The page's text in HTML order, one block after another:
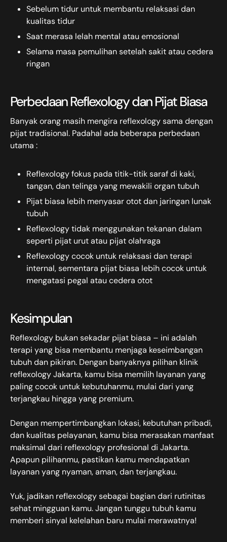
Sebelum tidur untuk membantu relaksasi dan
kualitas tidur
Saat merasa lelah mental atau emosional
Selama masa pemulihan setelah sakit atau cedera
ringan
Perbedaan Reflexology dan Pijat Biasa
Banyak orang masih mengira reflexology sama dengan
pijat tradisional. Padahal ada beberapa perbedaan
utama :
Reflexology fokus pada titik-titik saraf di kaki,
tangan, dan telinga yang mewakili organ tubuh
Pijat biasa lebih menyasar otot dan jaringan lunak
tubuh
Reflexology tidak menggunakan tekanan dalam
seperti pijat urut atau pijat olahraga
Reflexology cocok untuk relaksasi dan terapi
internal, sementara pijat biasa lebih cocok untuk
mengatasi pegal atau cedera otot
Kesimpulan
Reflexology bukan sekadar pijat biasa – ini adalah
terapi yang bisa membantu menjaga keseimbangan
tubuh dan pikiran. Dengan banyaknya pilihan klinik
reflexology Jakarta, kamu bisa memilih layanan yang
paling cocok untuk kebutuhanmu, mulai dari yang
terjangkau hingga yang premium.
Dengan mempertimbangkan lokasi, kebutuhan pribadi,
dan kualitas pelayanan, kamu bisa merasakan manfaat
maksimal dari reflexology profesional di Jakarta.
Apapun pilihanmu, pastikan kamu mendapatkan
layanan yang nyaman, aman, dan terjangkau.
Yuk, jadikan reflexology sebagai bagian dari rutinitas
sehat mingguan kamu. Jangan tunggu tubuh kamu
memberi sinyal kelelahan baru mulai merawatnya!